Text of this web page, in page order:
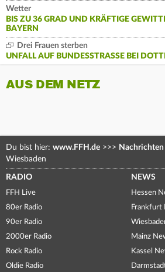
Wetter
BIS ZU 36 GRAD UND KRÄFTIGE
BAYERN
Drei Frauen sterben
UNFALL AUF BUNDESSTRASSE BEI
AUS DEM NETZ
Du bist hier: www.FFH.de >>> Nachrichten
Wiesbaden
RADIO
FFH Live
80er Radio
90er Radio
2000er Radio
Rock Radio
Oldie Radio
NEWS
Hessen
Frankfurt
Mainz
Kassel